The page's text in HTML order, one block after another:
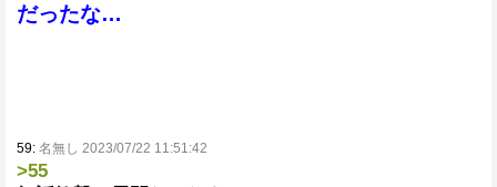
だったな…
59: 名無し 2023/07/22 11:51:42
>55